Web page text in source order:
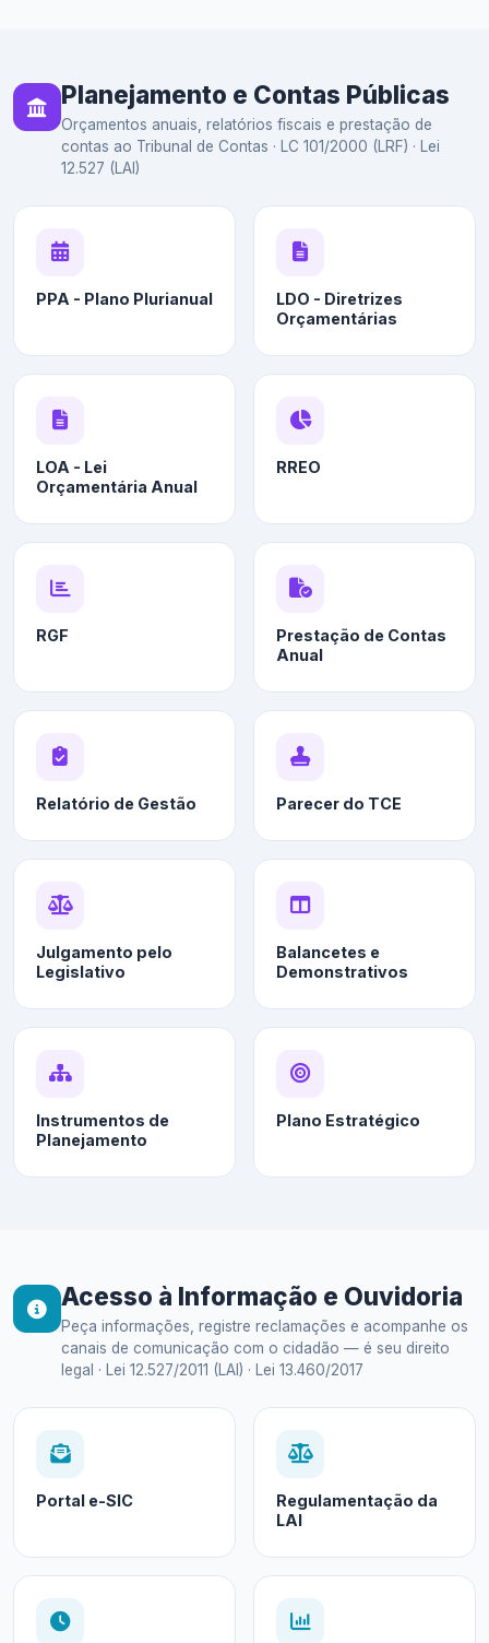
Planejamento e Contas Públicas
Orçamentos anuais, relatórios fiscais e prestação de
contas ao Tribunal de Contas · LC 101/2000 (LRF) · Lei
12.527 (LAI)
PPA - Plano Plurianual
LDO - Diretrizes
Orçamentárias
LOA - Lei
Orçamentária Anual
RREO
RGF
Prestação de Contas
Anual
Relatório de Gestão Parecer do TCE
Julgamento pelo
Legislativo
Balancetes e
Demonstrativos
Instrumentos de
Planejamento
Plano Estratégico
Acesso à Informação e Ouvidoria
Peça informações, registre reclamações e acompanhe os
canais de comunicação com o cidadão — é seu direito
legal · Lei 12.527/2011 (LAI) · Lei 13.460/2017
Portal e-SIC
Regulamentação da
LAI